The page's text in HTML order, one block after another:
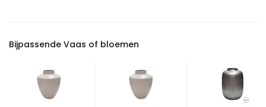
Bijpassende Vaas of bloemen